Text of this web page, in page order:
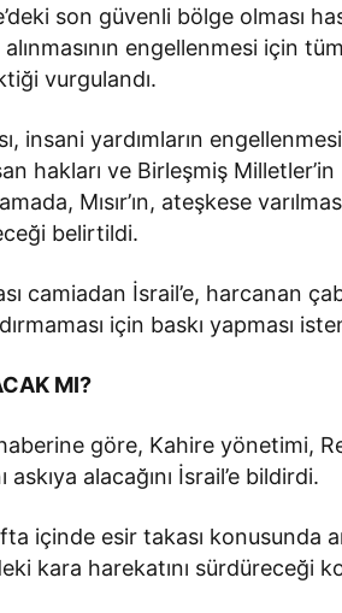
son güvenli bölge olması
engellenmesi için
vurgulandı.
insani yardımların
hakları ve Birleşmiş Milletler’in
Mısır’ın, ateşkese
belirtildi.
camiadan İsrail’e, harcanan
için baskı yapması
MI?
göre, Kahire yönetimi,
alacağını İsrail’e bildirdi.
içinde esir takası
kara harekatını sürdüreceği